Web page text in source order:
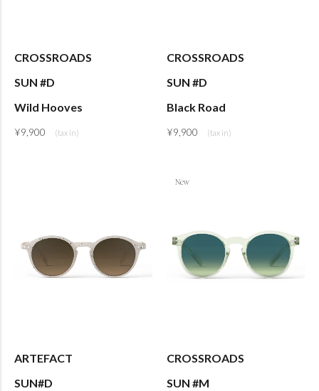
CROSSROADS
SUN #D
Wild Hooves
¥9,900
CROSSROADS
SUN #D
Black Road
¥9,900
ARTEFACT
SUN#D
CROSSROADS
SUN #M